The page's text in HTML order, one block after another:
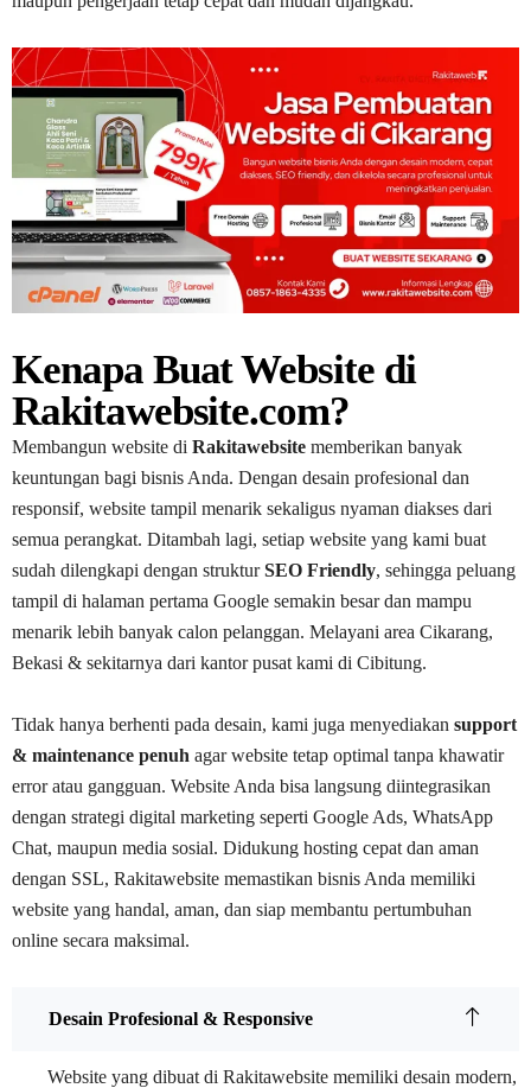
Kenapa Buat Website di
Rakitawebsite.com?
Membangun website di Rakitawebsite memberikan banyak
keuntungan bagi bisnis Anda. Dengan desain profesional dan
responsif, website tampil menarik sekaligus nyaman diakses dari
semua perangkat. Ditambah lagi, setiap website yang kami buat
sudah dilengkapi dengan strukturSEO Friendly, sehingga peluang
tampil di halaman pertama Google semakin besar dan mampu
menarik lebih banyak calon pelanggan. Melayani area Cikarang,
Bekasi & sekitarnya dari kantor pusat kami di Cibitung.
Tidak hanya berhenti pada desain, kami juga menyediakan support
& maintenance penuh agar website tetap optimal tanpa khawatir
error atau gangguan. Website Anda bisa langsung diintegrasikan
dengan strategi digital marketing seperti Google Ads, WhatsApp
Chat, maupun media sosial. Didukung hosting cepat dan aman
dengan SSL, Rakitawebsite memastikan bisnis Anda memiliki
website yang handal, aman, dan siap membantu pertumbuhan
online secara maksimal.
Desain Profesional & Responsive
Website yang dibuat di Rakitawebsite memiliki desain modern,